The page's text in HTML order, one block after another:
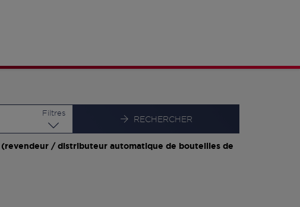
Filtres
RECHERCHER
/ distributeur automatique de bouteilles de